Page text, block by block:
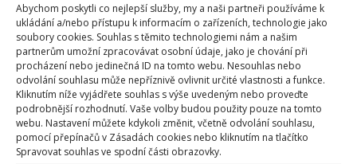
Abychom poskytli co nejlepší služby, my a naši partneři používáme k
ukládání a/nebo přístupu k informacím o zařízeních, technologie jako
soubory cookies. Souhlas s těmito technologiemi nám a našim
partnerům umožní zpracovávat osobní údaje, jako je chování při
procházení nebo jedinečná ID na tomto webu. Nesouhlas nebo
odvolání souhlasu může nepříznivě ovlivnit určité vlastnosti a funkce.
Kliknutím níže vyjádřete souhlas s výše uvedeným nebo proveďte
podrobnější rozhodnutí. Vaše volby budou použity pouze na tomto
webu. Nastavení můžete kdykoli změnit, včetně odvolání souhlasu,
pomocí přepínačů v Zásadách cookies nebo kliknutím na tlačítko
Spravovat souhlas ve spodní části obrazovky.
Fotografie: Pixabay
Takto naplněnou sklenici uzavřete víkem a pořádně
jí zatřepejte, aby se olej rovnoměrně rozprostřel na
všechna zrnka rýže. Následně víko ze sklenice
odstraňte, otvor sklenice překryjte pomocí gázy nebo